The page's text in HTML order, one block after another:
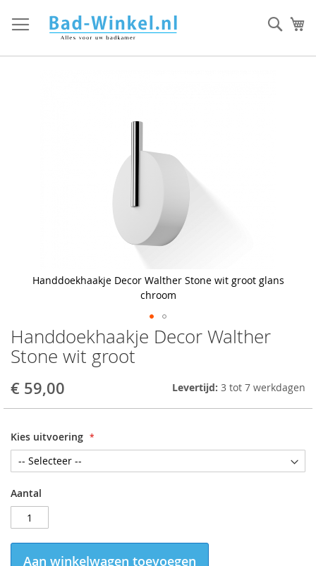
direct
door
Handdoekhaakje Decor Walther
Stone wit groot
€ 59,00 Levertijd: 3 tot 7 werkdagen
Kies uitvoering
Aantal
Aan winkelwagen toevoegen
Handdoekhaakje Decor Walther Stone wit groot glans
chroom
Skip
to
the
of
gallery